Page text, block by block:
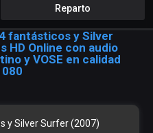
Reparto
fantásticos y Silver
HD Online con audio
y VOSE en calidad
y Silver Surfer (2007)